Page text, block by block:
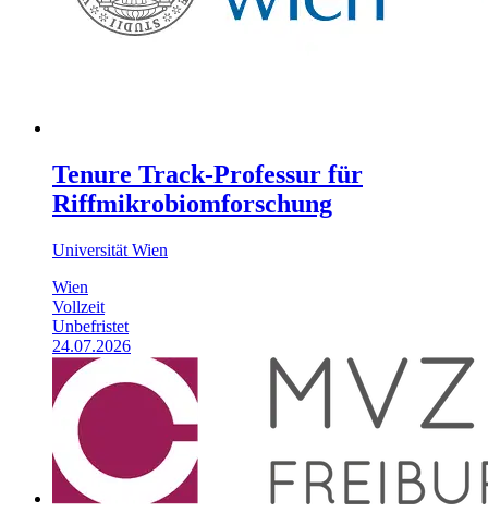
Tenure Track-Professur für
Riffmikrobiomforschung
Universität Wien
Wien
Vollzeit
Unbefristet
24.07.2026